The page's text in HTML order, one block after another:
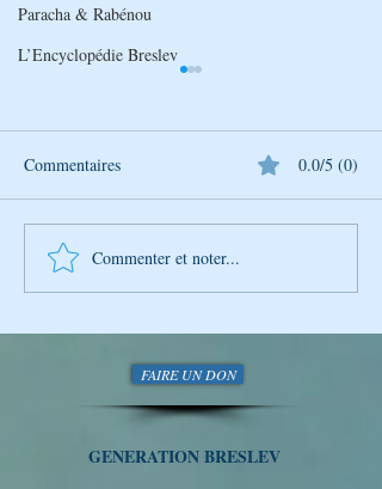
Paracha & Rabénou
L’Encyclopédie Breslev
Ouverture officielle de la
Plateforme Ouman Roch
Commentaires 0.0/5 (0)
Commenter et noter...
FAIRE UN DON
GENERATION BRESLEV